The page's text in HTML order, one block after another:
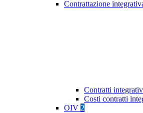
Contrattazione
Contratti
Costi contratti
OIV 2